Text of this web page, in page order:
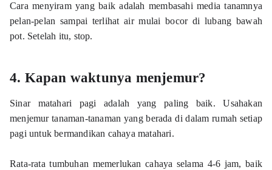
Cara menyiram yang baik adalah membasahi media tanamnya
pelan-pelan sampai terlihat air mulai bocor di lubang bawah
pot. Setelah itu, stop.
4. Kapan waktunya menjemur?
Sinar matahari pagi adalah yang paling baik. Usahakan
menjemur tanaman-tanaman yang berada di dalam rumah setiap
pagi untuk bermandikan cahaya matahari.
Rata-rata tumbuhan memerlukan cahaya selama 4-6 jam, baik